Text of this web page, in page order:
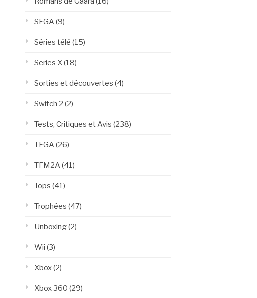
SEGA (9)
Séries télé (15)
Series X(18)
Sorties et découvertes (4)
Switch 2 (2)
Tests, Critiques et Avis (238)
TFGA (26)
TFM2A (41)
Tops (41)
Trophées (47)
Unboxing(2)
Wii (3)
Xbox(2)
Xbox 360 (29)